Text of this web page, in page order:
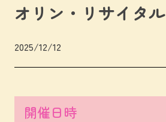
オリン・リサイタル
2025/12/12
開催日時